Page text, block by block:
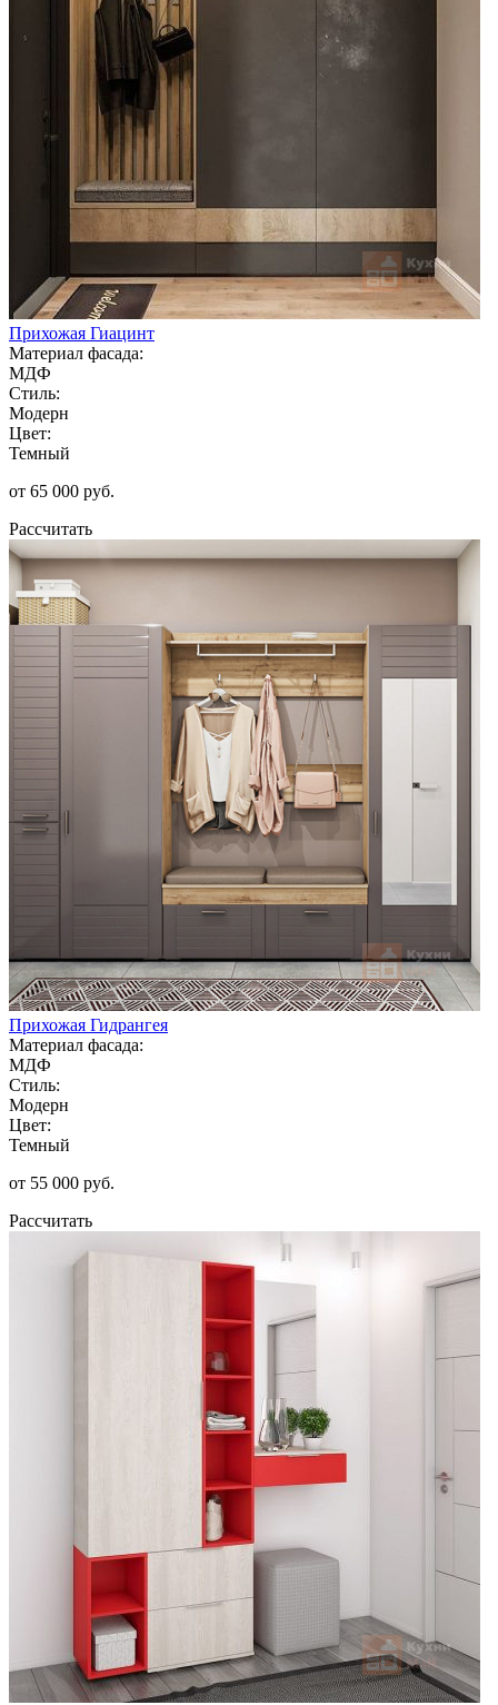
Прихожая Гиацинт
Материал фасада:
МДФ
Стиль:
Модерн
Цвет:
Темный
от 65 000 руб.
Рассчитать
Прихожая Гидрангея
Материал фасада:
МДФ
Стиль:
Модерн
Цвет:
Темный
от 55 000 руб.
Рассчитать